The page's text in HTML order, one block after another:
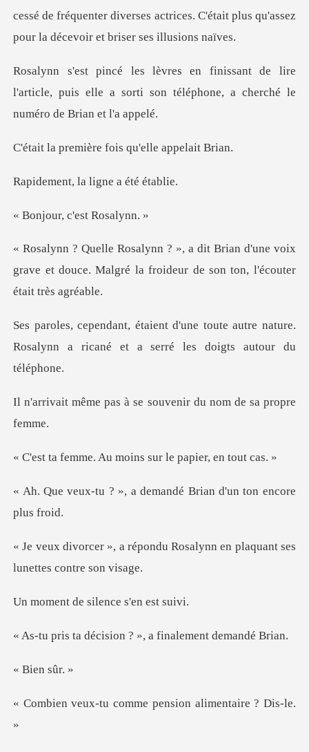
cessé de fréquenter diverses actrices. C'était plus qu'
lire
l'article, puis elle a sorti son téléphon
ère fois qu'elle
la ligne a é
, c'est R
d'une voix
grave et douce. Malgré la froideu
oute autre nature.
Rosalynn a ricané et
s à se souvenir du no
Au moins sur le pa
a demandé Brian d'un
ndu Rosalynn en plaquant ses
silence s'e
ision ? », a finale
en s
comme pension alim